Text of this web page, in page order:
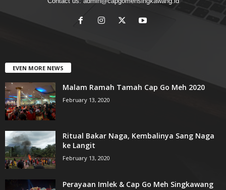
EVEN MORE NEWS
Malam Ramah Tamah Cap Go Meh 2020
February 13, 2020
Ritual Bakar Naga, Kembalinya Sang Naga
ke Langit
February 13, 2020
Perayaan Imlek & Cap Go Meh Singkawang